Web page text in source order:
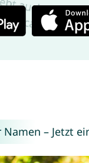
– Jetzt